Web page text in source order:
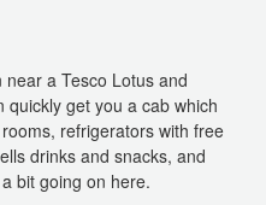
a Tesco Lotus and
get you a cab which
refrigerators with free
drinks and snacks, and
bit going on here.